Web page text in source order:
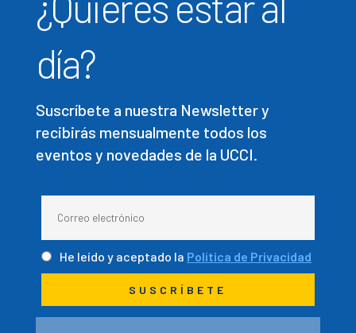
día?
Suscríbete a nuestra Newsletter y
recibirás mensualmente todos los
eventos y novedades de la UCCI.
He leído y aceptado la Política de Privacidad